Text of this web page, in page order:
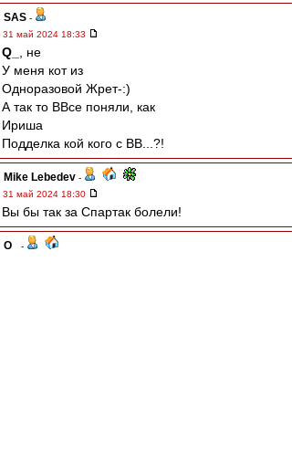
SAS -
31 май 2024 18:33
Q_
, не
У меня кот из
Одноразовой Жрет-:)
А так то ВВсе поняли, как
Ириша
Подделка кой кого с ВВ...?!
Mike Lebedev -
31 май 2024 18:30
Вы бы так за Спартак болели!
Q_
-